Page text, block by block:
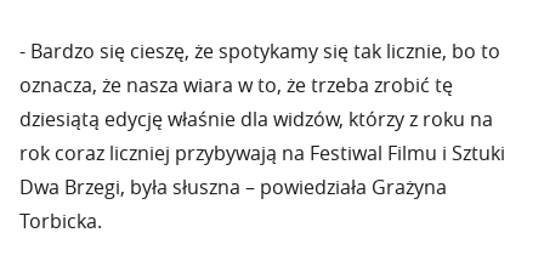
- Bardzo się cieszę, że spotykamy się tak licznie, bo to
oznacza, że nasza wiara w to, że trzeba zrobić tę
dziesiątą edycję właśnie dla widzów, którzy z roku na
rok coraz liczniej przybywają na Festiwal Filmu i Sztuki
Dwa Brzegi, była słuszna – powiedziała Grażyna
Torbicka.